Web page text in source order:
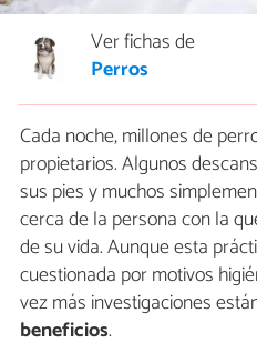
Ver fichas de
Perros
Cada noche, millones de
propietarios. Algunos
sus pies y muchos
cerca de la persona con la
de su vida. Aunque esta
cuestionada por motivos
vez más investigaciones
beneficios.